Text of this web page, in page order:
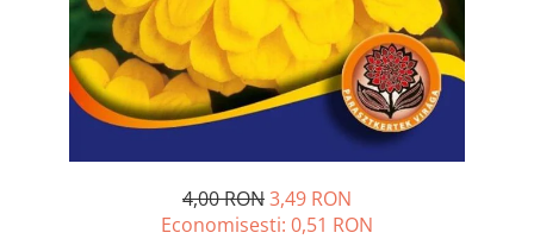
Seminte de Leustean
Seminte de Patrunjel
Seminte de praz
Seminte dovleac decorativ
Seminte dovlecel / dovleac
Seminte fasole
4,00 RON3,49 RON
Economisesti: 0,51 RON